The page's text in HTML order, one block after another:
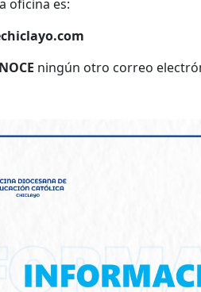
oficina es:
ningún otro correo